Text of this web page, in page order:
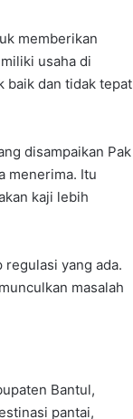
memberikan
usaha di
baik dan tidak tepat
disampaikan Pak
menerima. Itu
kaji lebih
yang ada.
masalah
Bantul,
pantai,